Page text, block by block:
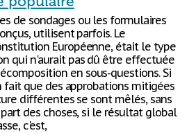
de sondages ou les formulaires
utilisent parfois. Le
Européenne, était le type
qui n'aurait pas dû être effectuée
en sous-questions. Si
fait que des approbations mitigées
différentes se sont mêlés, sans
des choses, si le résultat global
c'est,